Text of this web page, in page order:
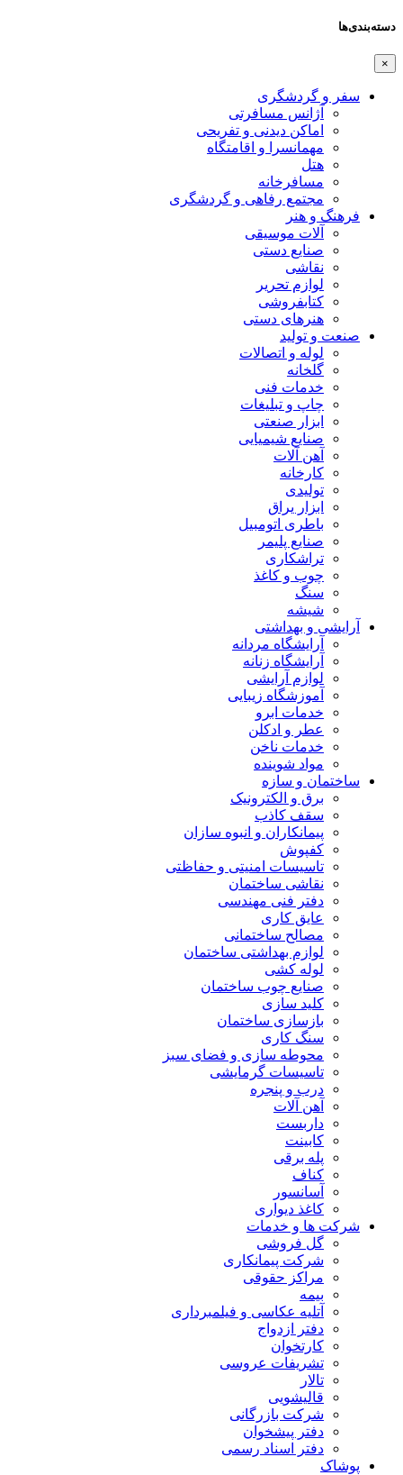
دسته‌بندی‌ها
×
سفر و گردشگری
آژانس مسافرتی
اماکن دیدنی و تفریحی
مهمانسرا و اقامتگاه
هتل
مسافرخانه
مجتمع رفاهی و گردشگری
فرهنگ و هنر
آلات موسیقی
صنایع دستی
نقاشی
لوازم تحریر
کتابفروشی
هنرهای دستی
صنعت و تولید
لوله و اتصالات
گلخانه
خدمات فنی
چاپ و تبلیغات
ابزار صنعتی
صنایع شیمیایی
آهن آلات
کارخانه
تولیدی
ابزار یراق
باطری اتومبیل
صنایع پلیمر
تراشکاری
چوب و کاغذ
سنگ
شیشه
آرایشی و بهداشتی
آرایشگاه مردانه
آرایشگاه زنانه
لوازم آرایشی
آموزشگاه زیبایی
خدمات ابرو
عطر و ادکلن
خدمات ناخن
مواد شوینده
ساختمان و سازه
برق و الکترونیک
سقف کاذب
پیمانکاران و انبوه سازان
کفپوش
تاسیسات امنیتی و حفاظتی
نقاشی ساختمان
دفتر فنی مهندسی
عایق کاری
مصالح ساختمانی
لوازم بهداشتی ساختمان
لوله کشی
صنایع چوب ساختمان
کلید سازی
بازسازی ساختمان
سنگ کاری
محوطه سازی و فضای سبز
تاسیسات گرمایشی
درب و پنجره
آهن آلات
داربست
کابینت
پله برقی
کناف
آسانسور
کاغذ دیواری
شرکت ها و خدمات
گل فروشی
شرکت پیمانکاری
مراکز حقوقی
بیمه
آتلیه عکاسی و فیلمبرداری
دفتر ازدواج
کارتخوان
تشریفات عروسی
تالار
قالیشویی
شرکت بازرگانی
دفتر پیشخوان
دفتر اسناد رسمی
پوشاک